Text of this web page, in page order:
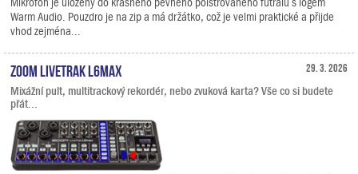
Warm Audio. Pouzdro je na zip a má držátko, což je velmi praktické a přijde
vhod zejména...
29. 3. 2026
Zoom LiveTrak L6max
Mixážní pult, multitrackový rekordér, nebo zvuková karta? Vše co si budete
přát...